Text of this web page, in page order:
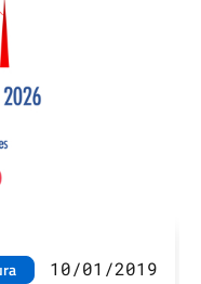
10/01/2019